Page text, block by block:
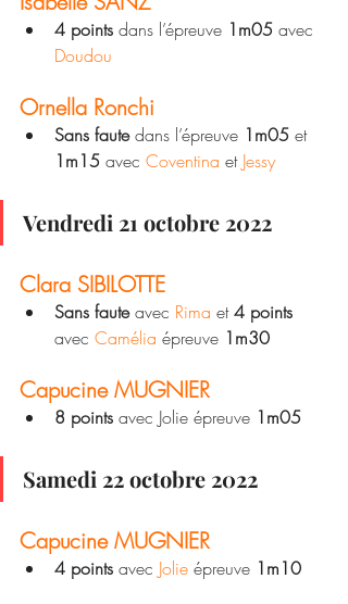
4 points dans l’épreuve 1m05 avec
Doudou
Ornella Ronchi
Sans faute dans l’épreuve 1m05 et
1m15 avec Coventina et Jessy
Vendredi 21 octobre 2022
Clara SIBILOTTE
Sans faute avec Rima et 4 points
avec Camélia épreuve 1m30
Capucine MUGNIER
8 points avec Jolie épreuve 1m05
Samedi 22 octobre 2022
Capucine MUGNIER
4 points avec Jolie épreuve 1m10